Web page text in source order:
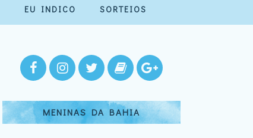
EU INDICO SORTEIOS
MENINAS DA BAHIA